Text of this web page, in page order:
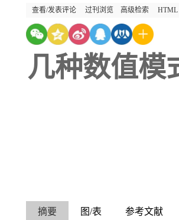
查看/发表评论
过刊浏览 高级检索 HTML
几种数值模
摘要 图/表 参考文献